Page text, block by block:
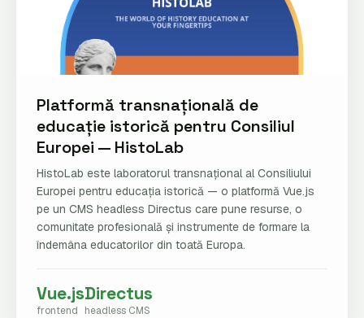
Platformă transnațională de
educație istorică pentru Consiliul
Europei — HistoLab
HistoLab este laboratorul transnațional al Consiliului
Europei pentru educația istorică — o platformă Vue.js
pe un CMS headless Directus care pune resurse, o
comunitate profesională și instrumente de formare la
îndemâna educatorilor din toată Europa.
Vue.js
frontend
Directus
headless CMS